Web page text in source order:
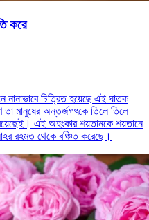
করে
চিত্রিত হয়েছে এই ঘাতক
তা মানুষের অন্তর্জগৎকে তিলে তিলে
এই অহংকার শয়তানকে শয়তানে
রহমত থেকে বঞ্চিত করেছে।